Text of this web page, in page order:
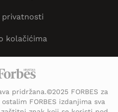
privatnosti
kolačićima
pridržana.©2025 FORBES za
FORBES izdanjima sva